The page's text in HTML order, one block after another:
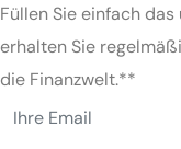
Füllen Sie einfach
erhalten Sie
die Finanzwelt.**